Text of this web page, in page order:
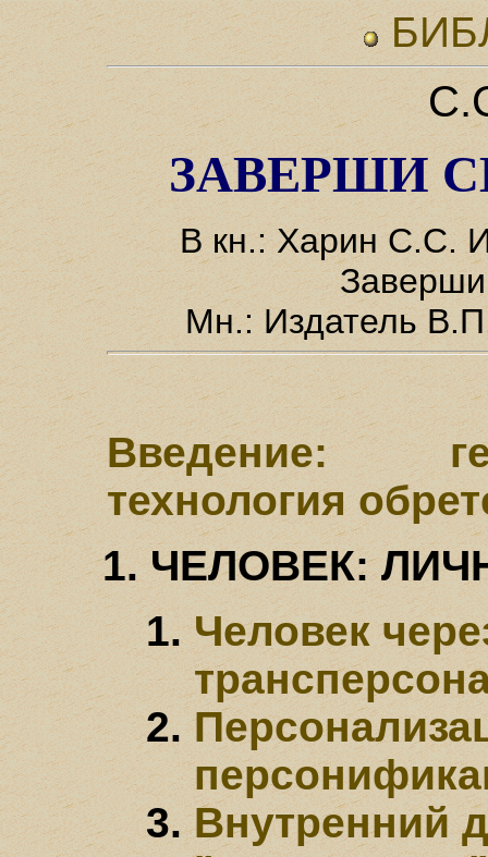
ЗАВЕРШИ
В кн.: Харин С.С.
Заверши
Мн.: Издатель
Введение:
технология
ЧЕЛОВЕК:
Человек
Внутренний